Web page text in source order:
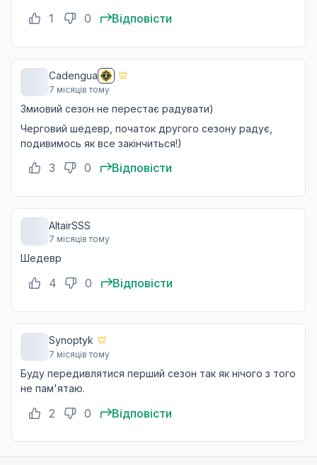
1 0 Відповісти
Cadengua
7 місяців тому
Змиовий сезон не перестає радувати)
Черговий шедевр, початок другого сезону радує,
подивимось як все закінчиться!)
3 0 Відповісти
AltairSSS
7 місяців тому
Шедевр
4 0 Відповісти
Synoptyk
7 місяців тому
Буду передивлятися перший сезон так як нічого з того
не пам'ятаю.
2 0 Відповісти